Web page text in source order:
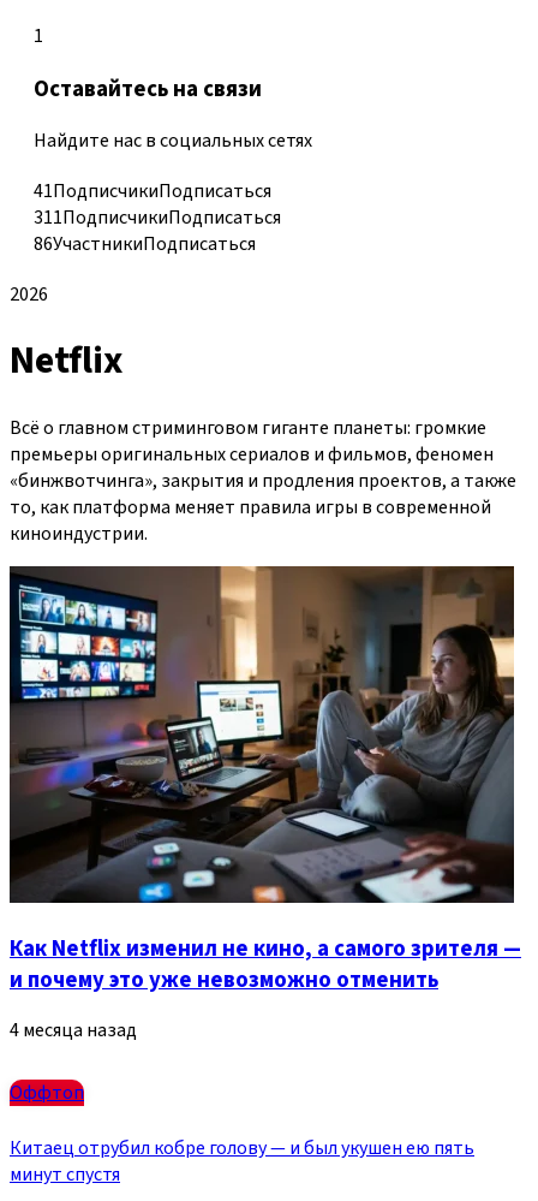
1
Оставайтесь на связи
Найдите нас в социальных сетях
41ПодписчикиПодписаться
311ПодписчикиПодписаться
86УчастникиПодписаться
2026
Netflix
Всё о главном стриминговом гиганте планеты: громкие
премьеры оригинальных сериалов и фильмов, феномен
«бинжвотчинга», закрытия и продления проектов, а также
то, как платформа меняет правила игры в современной
киноиндустрии.
Как Netflix изменил не кино, а самого зрителя —
и почему это уже невозможно отменить
4 месяца назад
Оффтоп
Китаец отрубил кобре голову — и был укушен ею пять
минут спустя